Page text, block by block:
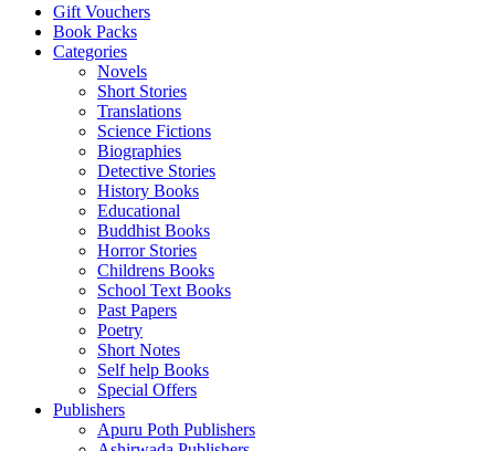
Gift Vouchers
Book Packs
Categories
Novels
Short Stories
Translations
Science Fictions
Biographies
Detective Stories
History Books
Educational
Buddhist Books
Horror Stories
Childrens Books
School Text Books
Past Papers
Poetry
Short Notes
Self help Books
Special Offers
Publishers
Apuru Poth Publishers